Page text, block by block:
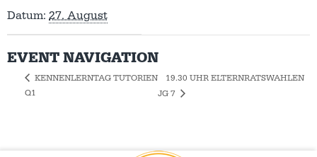
Datum: 27. August
EVENT NAVIGATION
KENNENLERNTAG TUTORIEN
Q1
19.30 UHR ELTERNRATSWAHLEN
JG 7